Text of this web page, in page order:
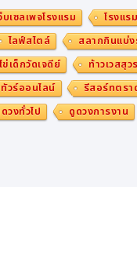
บเซลเพจโรงแรม โรงแร
ไลฟ์สไตล์ สลากกินแบ่ง
ข่เด็กวัดเจดีย์ ท้าวเวสสุ
วร์ออนไลน์ รีสอร์ทตรา
วงทั่วไป ดูดวงการงาน